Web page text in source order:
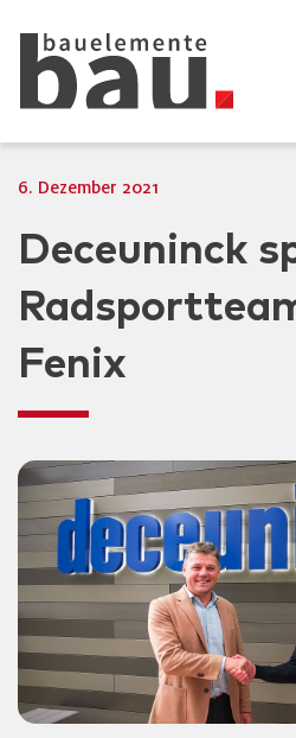
6. Dezember 2021
Deceuninck
Fenix